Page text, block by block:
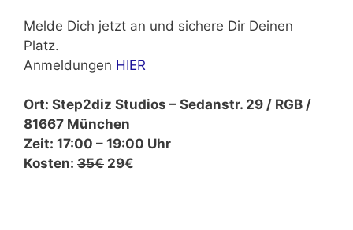
Melde Dich jetzt an und sichere Dir Deinen
Platz.
Anmeldungen HIER
Ort: Step2diz Studios – Sedanstr. 29 / RGB /
81667 München
Zeit: 17:00 – 19:00 Uhr
Kosten: 35€ 29€